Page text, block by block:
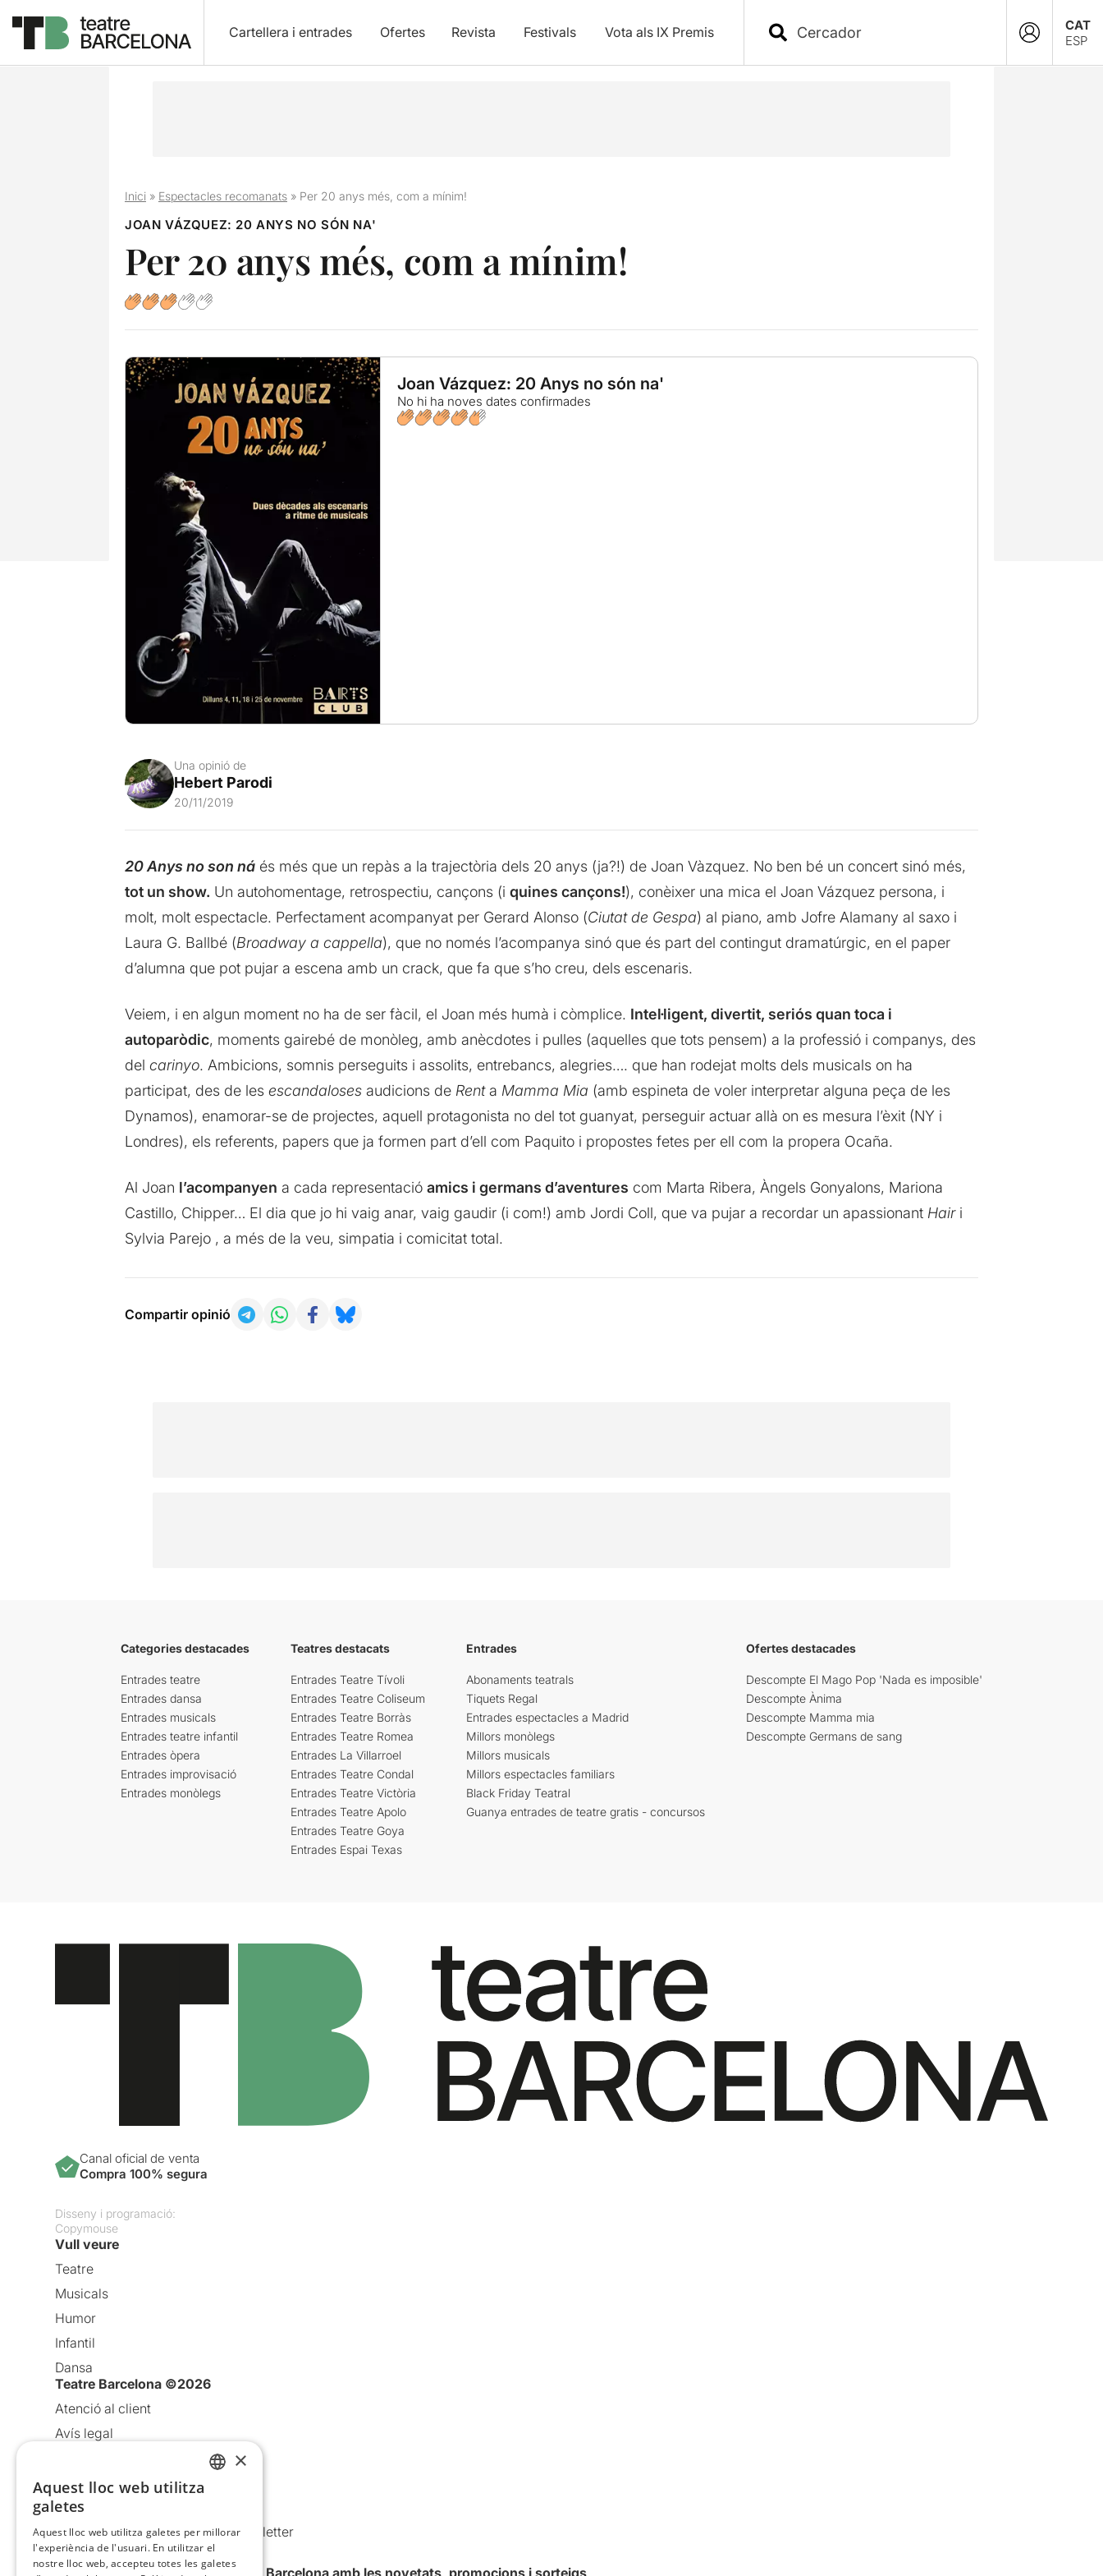
Cartellera i entrades Ofertes Revista Festivals Vota als IX Premis
CAT
ESP
Inici» Espectacles recomanats» Per 20 anys més, com a mínim!
JOAN VÁZQUEZ: 20 ANYS NO SÓN NA'
Per 20 anys més, com a mínim!
Joan Vázquez: 20 Anys no són na'
No hi ha noves dates confirmades
Una opinió de
Hebert Parodi
20/11/2019
20 Anys no son náés més que un repàs a la trajectòria dels 20 anys (ja?!) de Joan Vàzquez. No ben bé un concert sinó més,
tot un show. Un autohomentage, retrospectiu, cançons (i quines cançons!), conèixer una mica el Joan Vázquez persona, i
molt, molt espectacle. Perfectament acompanyat per Gerard Alonso (Ciutat de Gespa) al piano, amb Jofre Alamany al saxo i
Laura G. Ballbé (Broadway a cappella), que no només l’acompanya sinó que és part del contingut dramatúrgic, en el paper
d’alumna que pot pujar a escena amb un crack, que fa que s’ho creu, dels escenaris.
Veiem, i en algun moment no ha de ser fàcil, el Joan més humà i còmplice. Intel·ligent, divertit, seriós quan toca i
autoparòdic, moments gairebé de monòleg, amb anècdotes i pulles (aquelles que tots pensem) a la professió i companys, des
del carinyo. Ambicions, somnis perseguits i assolits, entrebancs, alegries…. que han rodejat molts dels musicals on ha
participat, des de les escandalosesaudicions de Renta Mamma Mia (amb espineta de voler interpretar alguna peça de les
Dynamos), enamorar-se de projectes, aquell protagonista no del tot guanyat, perseguir actuar allà on es mesura l’èxit (NY i
Londres), els referents, papers que ja formen part d’ell com Paquito i propostes fetes per ell com la propera Ocaña.
Al Joan l’acompanyen a cada representació amics i germans d’aventures com Marta Ribera, Àngels Gonyalons, Mariona
Castillo, Chipper… El dia que jo hi vaig anar, vaig gaudir (i com!) amb Jordi Coll, que va pujar a recordar un apassionant Hairi
Sylvia Parejo , a més de la veu, simpatia i comicitat total.
Compartir opinió
Categories destacades
Entrades teatre
Entrades dansa
Entrades musicals
Entrades teatre infantil
Entrades òpera
Entrades improvisació
Entrades monòlegs
Teatres destacats
Entrades Teatre Tívoli
Entrades Teatre Coliseum
Entrades Teatre Borràs
Entrades Teatre Romea
Entrades La Villarroel
Entrades Teatre Condal
Entrades Teatre Victòria
Entrades Teatre Apolo
Entrades Teatre Goya
Entrades Espai Texas
Entrades
Abonaments teatrals
Tiquets Regal
Entrades espectacles a Madrid
Millors monòlegs
Millors musicals
Millors espectacles familiars
Black Friday Teatral
Guanya entrades de teatre gratis - concursos
Ofertes destacades
Descompte El Mago Pop 'Nada es imposible'
Descompte Ànima
Descompte Mamma mia
Descompte Germans de sang
Canal oficial de venta
Compra 100% segura
Disseny i programació:
Copymouse
Vull veure
Teatre
Musicals
Humor
Infantil
Dansa
Teatre Barcelona ©2026
Atenció al client
Avís legal
Política de cookies
Condicions d’ús
Comunicacions comercials i Newsletter
Anuncia’t
×
Aquest lloc web utilitza
galetes
Aquest lloc web utilitza galetes per millorar
l'experiència de l'usuari. En utilitzar el
nostre lloc web, accepteu totes les galetes